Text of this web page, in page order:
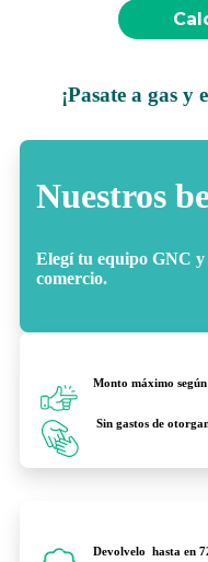
¡Pasate a gas
Nuestros
Elegí tu equipo GNC y
comercio.
Monto máximo
Sin gastos de
Devolvelo hasta en